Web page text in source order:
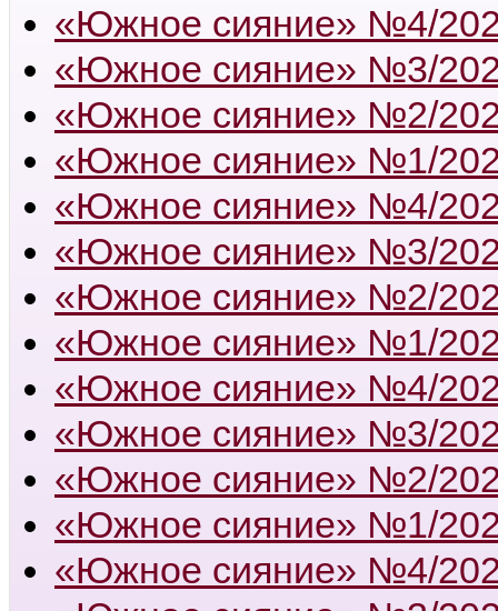
«Южное сияние» №4/
«Южное сияние» №3/
«Южное сияние» №2/
«Южное сияние» №1/
«Южное сияние» №4/
«Южное сияние» №3/
«Южное сияние» №2/
«Южное сияние» №1/
«Южное сияние» №4/
«Южное сияние» №3/
«Южное сияние» №2/
«Южное сияние» №1/
«Южное сияние» №4/